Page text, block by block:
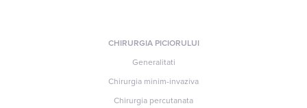
CHIRURGIA PICIORULUI
Generalitati
Chirurgia minim-invaziva
Chirurgia percutanata